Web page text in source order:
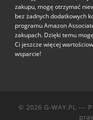
zakupu, mogę otrzymać
bez żadnych dodatkowych
programu Amazon
zakupach. Dzięki temu
Ci jeszcze więcej
wsparcie!
© 2026 G-WAY.PL ---